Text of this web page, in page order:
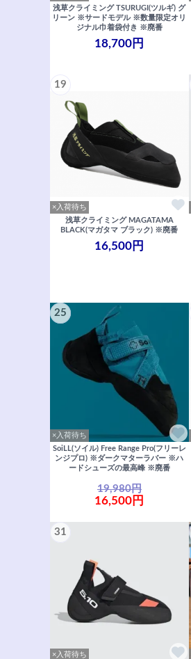
浅草クライミング TSURUGI(ツルギ) グ
リーン ※サードモデル ※数量限定オリ
ジナル巾着袋付き ※廃番
18,700円
19
×入荷待ち
浅草クライミング MAGATAMA
BLACK(マガタマ ブラック) ※廃番
16,500円
25
×入荷待ち
SoiLL(ソイル) Free Range Pro(フリーレ
ンジプロ) ※ダークマターラバー ※ハ
ードシューズの最高峰 ※廃番
19,980円
16,500円
31
×入荷待ち